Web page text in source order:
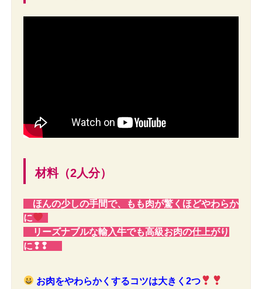
材料（2人分）
ほんの少しの手間で、もも肉が驚くほどやわらか
に
リーズナブルな輸入牛でも高級お肉の仕上がり
に❢❢
お肉をやわらかくするコツは大きく2つ